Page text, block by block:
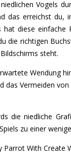
Vogels
das erreichst du,
diese einfache
die richtigen
steht.
Wendung
das Vermeiden
die niedliche
zu einer
Parrot With Create